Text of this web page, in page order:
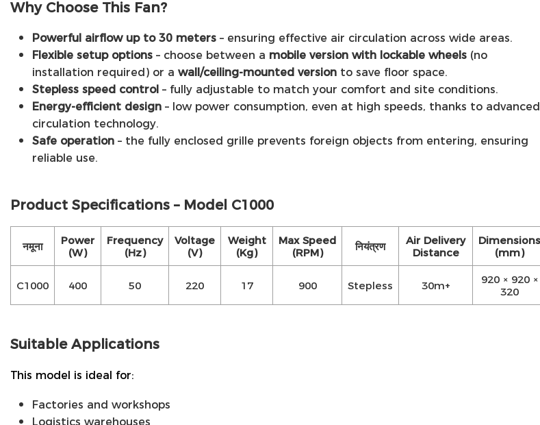
Why Choose This Fan?
Powerful airflow up to 30 meters – ensuring effective air circulation across wide areas.
Flexible setup options – choose between a mobile version with lockable wheels (no
installation required) or a wall/ceiling-mounted version to save floor space.
Stepless speed control – fully adjustable to match your comfort and site conditions.
Energy-efficient design – low power consumption, even at high speeds, thanks to advanced
circulation technology.
Safe operation – the fully enclosed grille prevents foreign objects from entering, ensuring
reliable use.
Product Specifications – Model C1000
नमूना
Power
(W)
Frequency
(Hz)
Voltage
(V)
Weight
(Kg)
Max Speed
(RPM)
नियंत्रण
Air Delivery
Distance
Dimensions
(mm)
C1000 400 50 220 17 900 Stepless 30m+
920 × 920 ×
320
Suitable Applications
This model is ideal for:
Factories and workshops
Logistics warehouses